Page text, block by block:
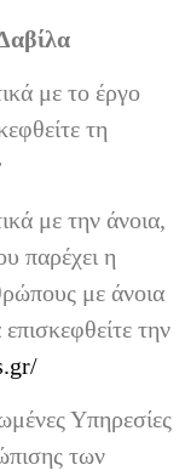
με το έργο
τη
με την άνοια,
παρέχει η
με άνοια
επισκεφθείτε την
Υπηρεσίες
των